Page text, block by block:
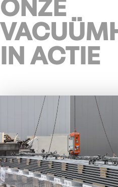
ONZE
IN ACTIE